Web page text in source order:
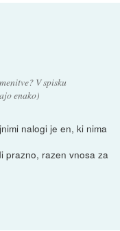
V spisku
enako)
nalogi je en, ki nima
prazno, razen vnosa za